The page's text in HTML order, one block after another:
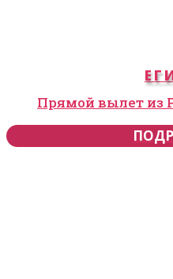
Прямой вылет из